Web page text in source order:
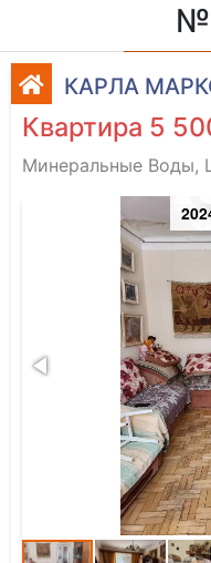
КАРЛА
Квартира 5
Минеральные Воды,